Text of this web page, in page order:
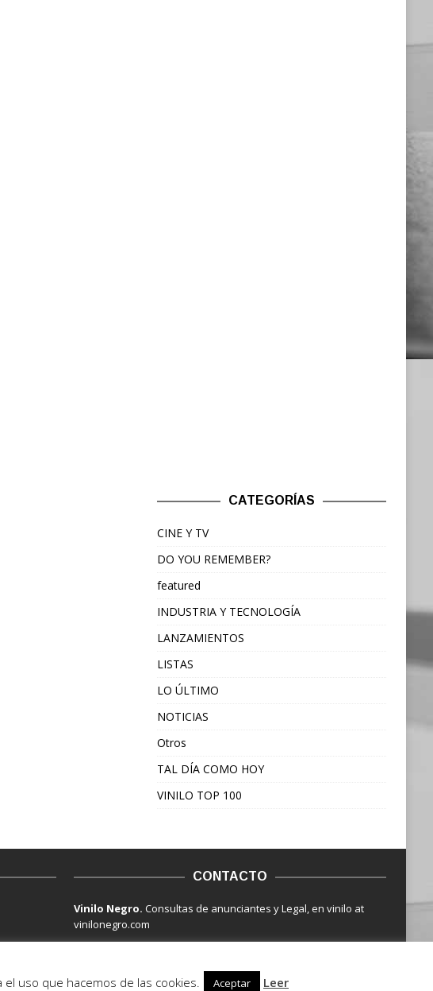
CATEGORÍAS
CINE Y TV
DO YOU REMEMBER?
featured
INDUSTRIA Y TECNOLOGÍA
LANZAMIENTOS
LISTAS
LO ÚLTIMO
NOTICIAS
Otros
TAL DÍA COMO HOY
VINILO TOP 100
CONTACTO
Vinilo Negro.Consultas de anunciantes y Legal, en vinilo at
vinilonegro.com
uso que hacemos de las cookies. Aceptar Leer